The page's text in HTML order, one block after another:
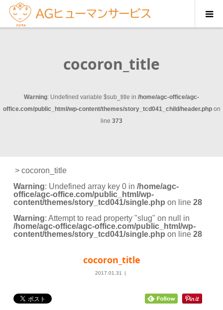
cocoron_title
Warning: Undefined variable $sub_title in /home/agc-office/agc-
office.com/public_html/wp-content/themes/story_tcd041_child/header.phpon
line 373
> cocoron_title
Warning: Undefined array key 0 in/home/agc-
office/agc-office.com/public_html/wp-
content/themes/story_tcd041/single.php on line28
Warning: Attempt to read property "slug" on null in
/home/agc-office/agc-office.com/public_html/wp-
content/themes/story_tcd041/single.php on line28
cocoron_title
2017.01.31